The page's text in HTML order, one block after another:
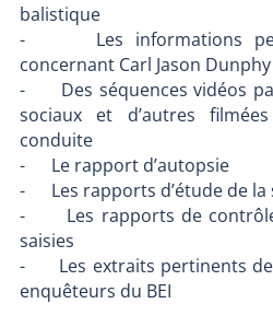
balistique
- Les informations
concernant Carl Jason Dunphy
- Des séquences vidéos
sociaux et d’autres
conduite
- Le rapport d’autopsie
- Les rapports d’étude de la
- Les rapports de contrôle
saisies
- Les extraits pertinents
enquêteurs du BEI